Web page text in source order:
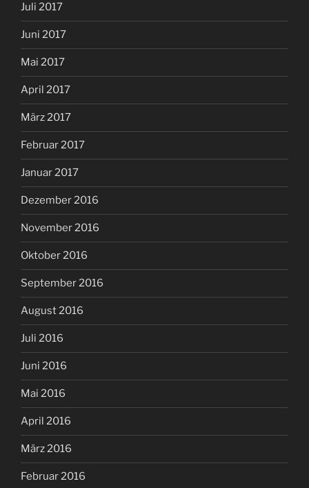
Juli 2017
Juni 2017
Mai 2017
April 2017
März 2017
Februar 2017
Januar 2017
Dezember 2016
November 2016
Oktober 2016
September 2016
August 2016
Juli 2016
Juni 2016
Mai 2016
April 2016
März 2016
Februar 2016